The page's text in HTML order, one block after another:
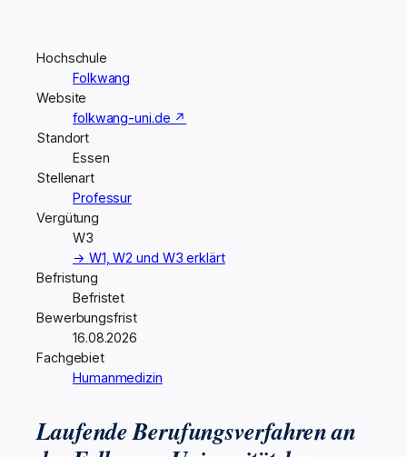
Hochschule
Folkwang
Website
folkwang-uni.de ↗
Standort
Essen
Stellenart
Professur
Vergütung
W3
→ W1, W2 und W3 erklärt
Befristung
Befristet
Bewerbungsfrist
16.08.2026
Fachgebiet
Humanmedizin
Laufende Berufungsverfahren an